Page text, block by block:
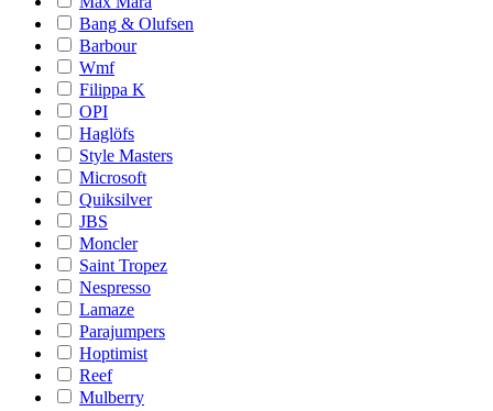
Bang & Olufsen
Barbour
Wmf
Filippa K
OPI
Haglöfs
Style Masters
Microsoft
Quiksilver
JBS
Moncler
Saint Tropez
Nespresso
Lamaze
Parajumpers
Hoptimist
Reef
Mulberry